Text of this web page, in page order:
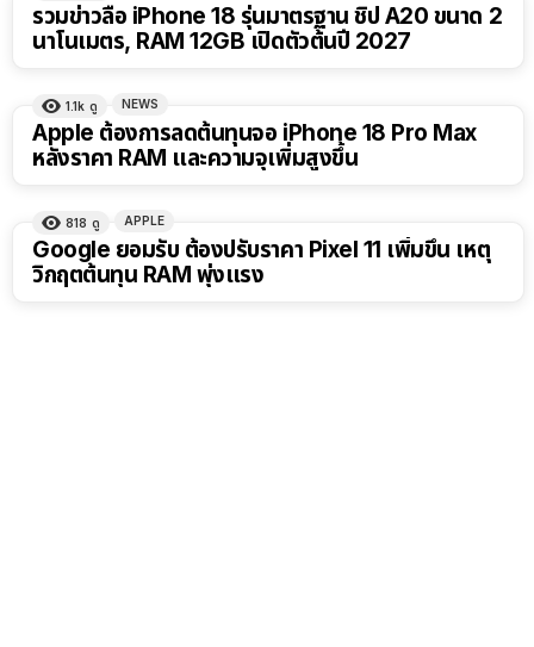
รวมข่าวลือ iPhone 18 รุ่นมาตรฐาน ชิป A20 ขนาด 2
นาโนเมตร, RAM 12GB เปิดตัวต้นปี 2027
1.1k ดู NEWS
Apple ต้องการลดต้นทุนจอ iPhone 18 Pro Max
หลังราคา RAM และความจุเพิ่มสูงขึ้น
818 ดู APPLE
Google ยอมรับ ต้องปรับราคา Pixel 11 เพิ่มขึ้น เหตุ
วิกฤตต้นทุน RAM พุ่งแรง